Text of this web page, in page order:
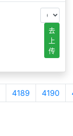
去
上
传
4189 4190